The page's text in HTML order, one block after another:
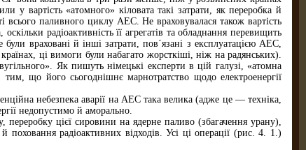
вартість «атомного» кіловата такі затрати, як переробка й
всього паливного циклу АЕС. Не враховувалася також вартість
радіоактивність її агрегатів та обладнання перевищить
враховані й інші затрати, пов´язані з експлуатацією АЕС,
ці вимоги були набагато жорсткіші, ніж на радянських).
Як пишуть німецькі експерти в цій галузі, «атомна
що його сьогоднішнє марнотратство щодо електроенергії
небезпека аварії на АЕС така велика (адже це — техніка,
недопустимо й аморально.
цієї сировини на ядерне паливо (збагачення урану),
поховання радіоактивних відходів. Усі ці операції (рис. 4. 1.)